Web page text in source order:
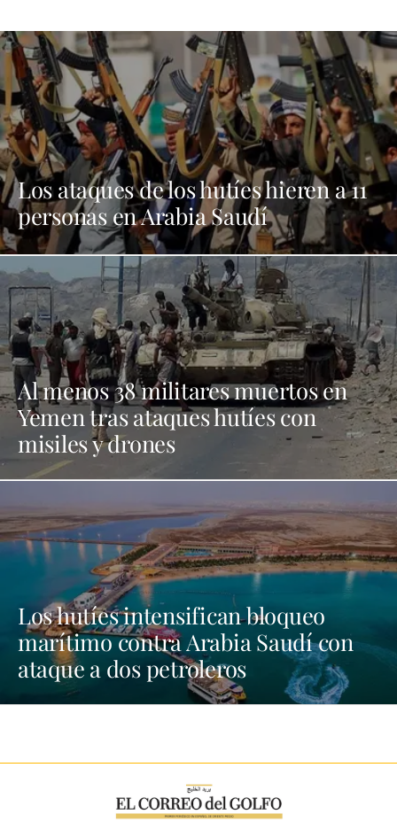
Los ataques de los hutíes hieren a 11
personas en Arabia Saudí
Al menos 38 militares muertos en
Yemen tras ataques hutíes con
misiles y drones
Los hutíes intensifican bloqueo
marítimo contra Arabia Saudí con
ataque a dos petroleros